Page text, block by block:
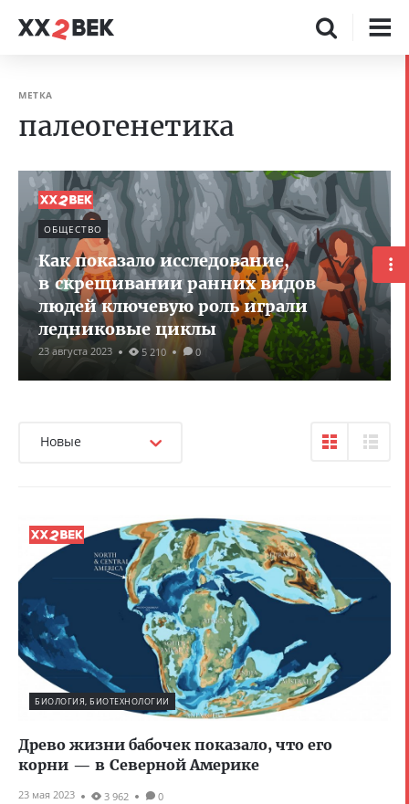
МЕТКА
палеогенетика
ОБЩЕСТВО
Как показало исследование,
в скрещивании ранних видов
людей ключевую роль играли
ледниковые циклы
23 августа 2023 5 210 0
Новые
БИОЛОГИЯ, БИОТЕХНОЛОГИИ
Древо жизни бабочек показало, что его
корни — в Северной Америке
23 мая 2023 3 962 0